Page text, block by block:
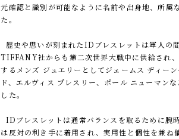
元確認と識別が可能なように名前や出身地、所属
た。
歴史や思いが刻まれたIDブレスレットは軍人の
TIFFANY社からも第二次世界大戦中に供給され
するメンズ ジュエリーとしてジェームス ディー
ド、エルヴィス プレスリー、ポール ニューマン
した。
IDブレスレットは通常バランスを取るために腕
は反対の利き手に着用され、実用性と個性を兼ね